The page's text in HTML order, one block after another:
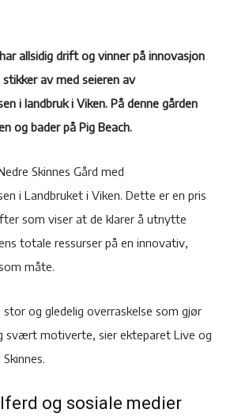
allsidig drift og vinner på innovasjon
av med seieren av
i landbruk i Viken. På denne gården
og bader på Pig Beach.
Skinnes Gård med
i Landbruket i Viken. Dette er en pris
som viser at de klarer å utnytte
totale ressurser på en innovativ,
måte.
stor og gledelig overraskelse som gjør
svært motiverte, sier ekteparet Live og
og sosiale medier